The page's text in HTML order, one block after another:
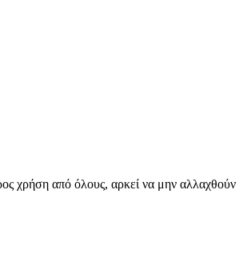
χρήση από όλους, αρκεί να μην αλλαχθούν